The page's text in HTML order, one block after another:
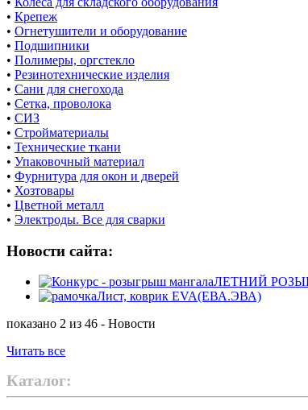
• Крепеж
• Огнетушители и оборудование
• Подшипники
• Полимеры, оргстекло
• Резинотехнические изделия
• Сани для снегохода
• Сетка, проволока
• СИЗ
• Стройматериалы
• Технические ткани
• Упаковочный материал
• Фурнитура для окон и дверей
• Хозтовары
• Цветной металл
• Электроды. Все для сварки
Новости сайта:
ЛЕТНИЙ
Лист, коврик EVA(ЕВА.ЭВА)
показано 2 из 46 - Новости
Читать все
Каталог: